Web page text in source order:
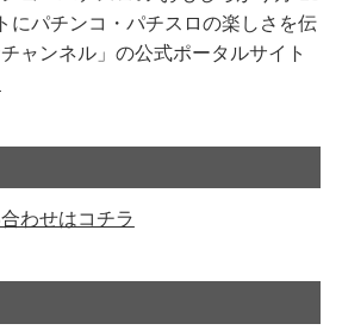
にパチンコ・パチスロの楽しさを伝
ャンネル」の公式ポータルサイト
わせはコチラ